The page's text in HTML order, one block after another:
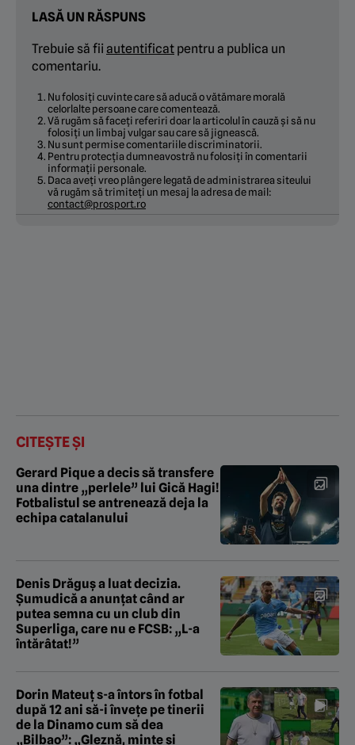
LASĂ UN RĂSPUNS
Trebuie să fii autentificat pentru a publica un
comentariu.
Nu folosiți cuvinte care să aducă o vătămare morală
celorlalte persoane care comentează.
Vă rugăm să faceți referiri doar la articolul în cauză și să nu
folosiți un limbaj vulgar sau care să jignească.
Nu sunt permise comentariile discriminatorii.
Pentru protecția dumneavostră nu folosiți în comentarii
informații personale.
Daca aveți vreo plângere legată de administrarea siteului
vă rugăm să trimiteți un mesaj la adresa de mail:
contact@prosport.ro
CITEȘTE ȘI
Gerard Pique a decis să transfere
una dintre „perlele” lui Gică Hagi!
Fotbalistul se antrenează deja la
echipa catalanului
Denis Drăguș a luat decizia.
Șumudică a anunțat când ar
putea semna cu un club din
Superliga, care nu e FCSB: „L-a
întărâtat!”
Dorin Mateuț s-a întors în fotbal
după 12 ani să-i învețe pe tinerii
de la Dinamo cum să dea
„Bilbao”: „Gleznă, minte și